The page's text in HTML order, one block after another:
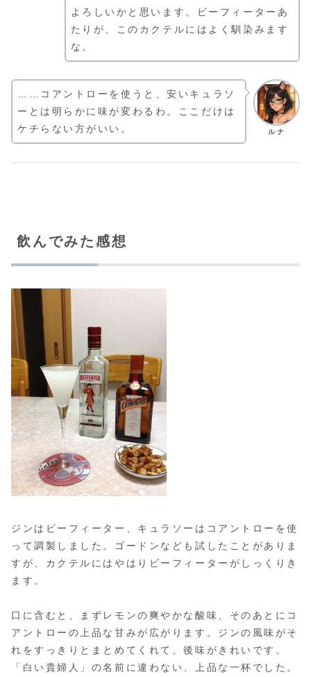
よろしいかと思います。ビーフィーターあ
たりが、このカクテルにはよく馴染みます
な。
ルナ
……コアントローを使うと、安いキュラソ
ーとは明らかに味が変わるわ。ここだけは
ケチらない方がいい。
飲んでみた感想
ジンはビーフィーター、キュラソーはコアントローを使
って調製しました。ゴードンなども試したことがありま
すが、カクテルにはやはりビーフィーターがしっくりき
ます。
口に含むと、まずレモンの爽やかな酸味、そのあとにコ
アントローの上品な甘みが広がります。ジンの風味がそ
れをすっきりとまとめてくれて、後味がきれいです。
「白い貴婦人」の名前に違わない、上品な一杯でした。